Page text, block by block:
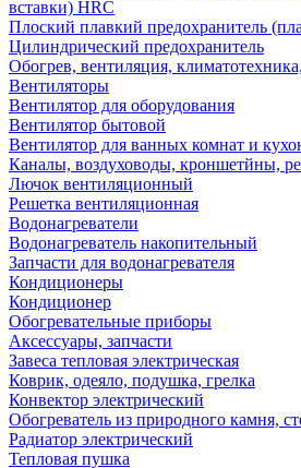
вставки) HRC
Плоский плавкий предохранитель
Цилиндрический предохранитель
Обогрев, вентиляция,
Вентиляторы
Вентилятор для оборудования
Вентилятор бытовой
Вентилятор для ванных комнат и
Каналы, воздуховоды, кроншетйны,
Лючок вентиляционный
Решетка вентиляционная
Водонагреватели
Водонагреватель накопительный
Запчасти для водонагревателя
Кондиционеры
Кондиционер
Обогревательные приборы
Аксессуары, запчасти
Завеса тепловая электрическая
Коврик, одеяло, подушка, грелка
Конвектор электрический
Обогреватель из природного камня,
Радиатор электрический
Тепловая пушка